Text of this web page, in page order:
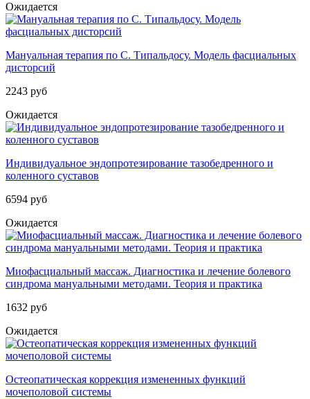
Ожидается
Мануальная терапия по С. Типальдосу. Модель фасциальных
дисторсий
2243 руб
Ожидается
Индивидуальное эндопротезирование тазобедренного и
коленного суставов
6594 руб
Ожидается
Миофасциальный массаж. Диагностика и лечение болевого
синдрома мануальными методами. Теория и практика
1632 руб
Ожидается
Остеопатическая коррекция измененных функций
мочеполовой системы